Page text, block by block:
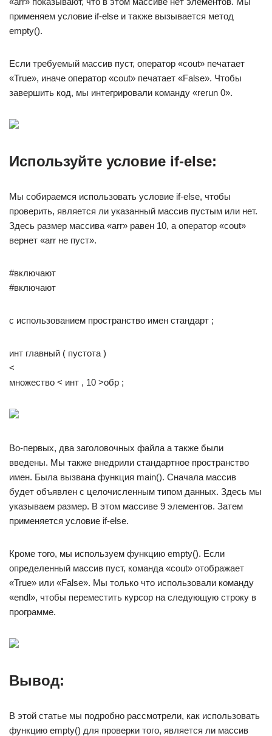
применяем условие if-else и также вызывается метод
empty().
Если требуемый массив пуст, оператор «cout» печатает
«True», иначе оператор «cout» печатает «False». Чтобы
завершить код, мы интегрировали команду «rerun 0».
Используйте условие if-else:
Мы собираемся использовать условие if-else, чтобы
проверить, является ли указанный массив пустым или нет.
Здесь размер массива «arr» равен 10, а оператор «cout»
вернет «arr не пуст».
#включают
#включают
с использованием пространство имен стандарт ;
инт главный ( пустота )
<
множество < инт , 10 >обр ;
Во-первых, два заголовочных файла а также были
введены. Мы также внедрили стандартное пространство
имен. Была вызвана функция main(). Сначала массив
будет объявлен с целочисленным типом данных. Здесь мы
указываем размер. В этом массиве 9 элементов. Затем
применяется условие if-else.
Кроме того, мы используем функцию empty(). Если
определенный массив пуст, команда «cout» отображает
«True» или «False». Мы только что использовали команду
«endl», чтобы переместить курсор на следующую строку в
программе.
Вывод:
В этой статье мы подробно рассмотрели, как использовать
функцию empty() для проверки того, является ли массив